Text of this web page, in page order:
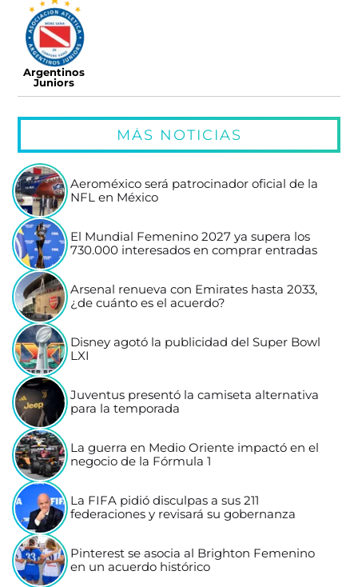
Argentinos
Juniors
MÁS NOTICIAS
Aeroméxico será patrocinador oficial de la
NFL en México
El Mundial Femenino 2027 ya supera los
730.000 interesados en comprar entradas
Arsenal renueva con Emirates hasta 2033,
¿de cuánto es el acuerdo?
Disney agotó la publicidad del Super Bowl
LXI
Juventus presentó la camiseta alternativa
para la temporada
La guerra en Medio Oriente impactó en el
negocio de la Fórmula 1
La FIFA pidió disculpas a sus 211
federaciones y revisará su gobernanza
Pinterest se asocia al Brighton Femenino
en un acuerdo histórico